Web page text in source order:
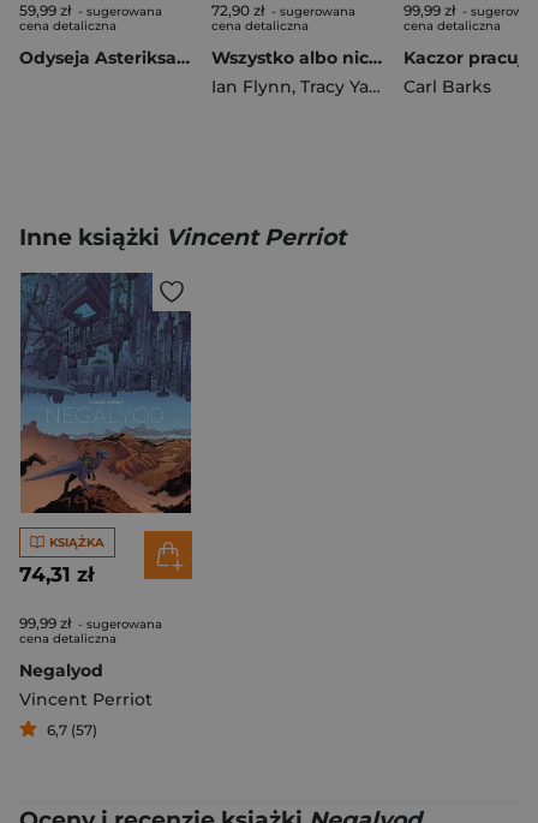
59,99 zł - sugerowana
cena detaliczna
Odyseja Asteriksa. Asteriks. Tom 26
72,90 zł - sugerowana
cena detaliczna
Wszystko albo nic 2. Sonic the Hedgehog. Tom 14 wyd. 2
Ian Flynn, Tracy Yardley ,Adam Bryce
99,99 zł -
cena detaliczna
Carl Barks
Inne książki Vincent Perriot
KSIĄŻKA
74,31 zł
99,99 zł - sugerowana
cena detaliczna
Negalyod
Vincent Perriot
6,7 (57)